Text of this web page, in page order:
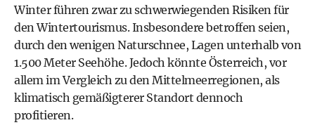
Winter führen zwar zu schwerwiegenden Risiken für
den Wintertourismus. Insbesondere betroffen seien,
durch den wenigen Naturschnee, Lagen unterhalb von
1.500 Meter Seehöhe. Jedoch könnte Österreich, vor
allem im Vergleich zu den Mittelmeerregionen, als
klimatisch gemäßigterer Standort dennoch
profitieren.